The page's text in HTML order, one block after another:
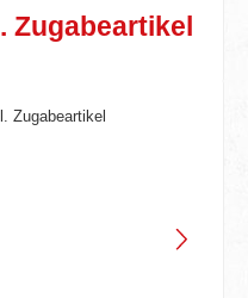
Zugabeartikel